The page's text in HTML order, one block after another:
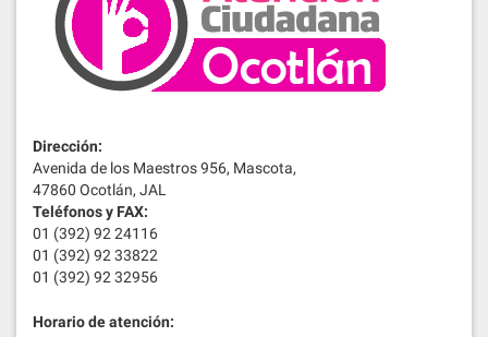
Dirección:
Avenida de los Maestros 956, Mascota,
47860 Ocotlán, JAL
Teléfonos y FAX:
01 (392) 92 24116
01 (392) 92 33822
01 (392) 92 32956
Horario de atención: